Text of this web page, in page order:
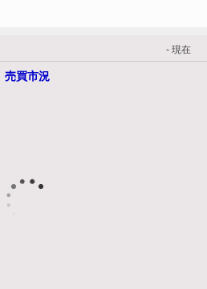
- 現在
売買市況